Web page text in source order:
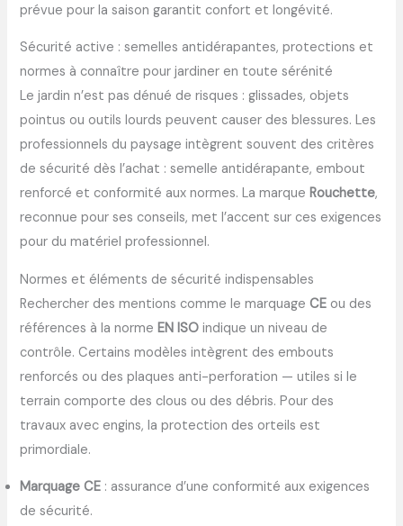
prévue pour la saison garantit confort et longévité.
Sécurité active : semelles antidérapantes, protections et
normes à connaître pour jardiner en toute sérénité
Le jardin n’est pas dénué de risques : glissades, objets
pointus ou outils lourds peuvent causer des blessures. Les
professionnels du paysage intègrent souvent des critères
de sécurité dès l’achat : semelle antidérapante, embout
renforcé et conformité aux normes. La marqueRouchette,
reconnue pour ses conseils, met l’accent sur ces exigences
pour du matériel professionnel.
Normes et éléments de sécurité indispensables
Rechercher des mentions comme le marquageCE ou des
références à la normeEN ISO indique un niveau de
contrôle. Certains modèles intègrent des embouts
renforcés ou des plaques anti-perforation — utiles si le
terrain comporte des clous ou des débris. Pour des
travaux avec engins, la protection des orteils est
primordiale.
Marquage CE : assurance d’une conformité aux exigences
de sécurité.